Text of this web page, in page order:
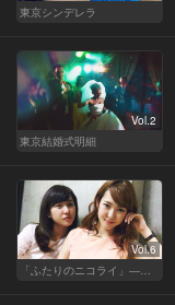
東京シンデレラ
Vol.2
東京結婚式明細
Vol.6